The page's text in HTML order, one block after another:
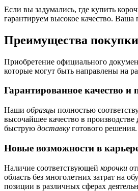
Если вы задумались, где купить
гарантируем высокое качество. Ваша
Преимущества
Приобретение официального
которые могут быть направлены на
Гарантированное качество и
Наши образцы полностью
высочайшее качество в производстве
быструю доставку готового
Новые возможности в
Наличие соответствующей корочки
область без многолетних затрат на
позиции в различных сферах